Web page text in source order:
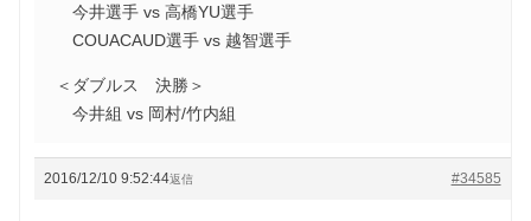
今井選手 vs 高橋YU選手
COUACAUD選手 vs 越智選手
＜ダブルス 決勝＞
今井組 vs 岡村/竹内組
2016/12/10 9:52:44 #34585
返信